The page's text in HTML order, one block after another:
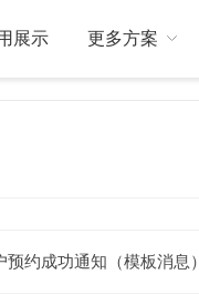
展示 更多方案
约成功通知（模板消息）